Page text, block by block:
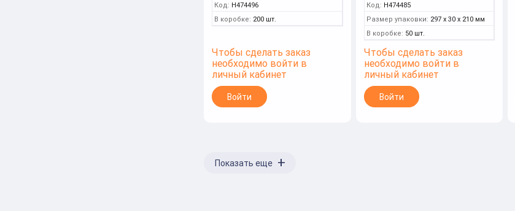
Код: Н474496
В коробке: 200 шт.
Чтобы сделать заказ
необходимо войти в
личный кабинет
Войти
Код: Н474485
Размер упаковки: 297 x 30 x 210 мм
В коробке: 50 шт.
Чтобы сделать заказ
необходимо войти в
личный кабинет
Войти
Показать еще +